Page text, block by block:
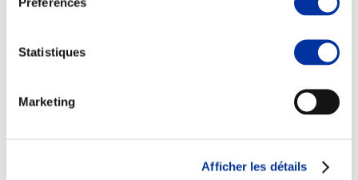
Statistiques
Marketing
Afficher les détails